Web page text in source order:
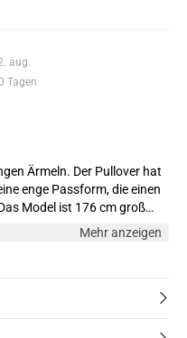
aug.
Tagen
Ärmeln. Der Pullover hat
enge Passform, die einen
Mehr anzeigen